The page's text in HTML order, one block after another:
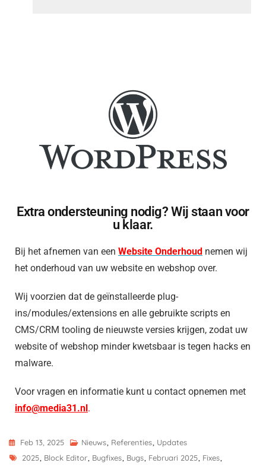
Extra ondersteuning nodig? Wij staan voor
u klaar.
Bij het afnemen van een Website Onderhoud nemen wij
het onderhoud van uw website en webshop over.
Wij voorzien dat de geïnstalleerde plug-
ins/modules/extensions en alle gebruikte scripts en
CMS/CRM tooling de nieuwste versies krijgen, zodat uw
website of webshop minder kwetsbaar is tegen hacks en
malware.
Voor vragen en informatie kunt u contact opnemen met
info@media31.nl.
Feb 13, 2025 Nieuws Referenties Updates
2025 Block Editor Bugfixes Bugs Februari 2025 Fixes